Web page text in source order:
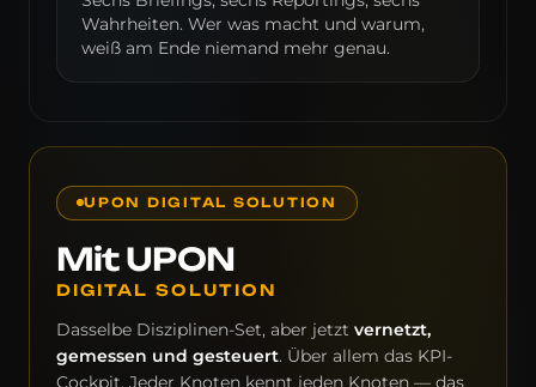
Wahrheiten. Wer was macht und warum,
weiß am Ende niemand mehr genau.
UPON DIGITAL SOLUTION
Mit UPON
DIGITAL SOLUTION
Dasselbe Disziplinen-Set, aber jetzt vernetzt,
gemessen und gesteuert. Über allem das KPI-
Cockpit. Jeder Knoten kennt jeden Knoten — das